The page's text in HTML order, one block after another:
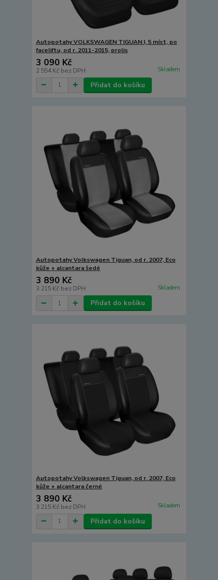
Autopotahy VOLKSWAGEN TIGUAN I, 5 míst, po
faceliftu, od r. 2011-2015, prolis
3 090 Kč
2 554 Kč bez DPH Skladem
Přidat do košíku
Autopotahy Volkswagen Tiguan, od r. 2007, Eco
kůže + alcantara šedé
3 890 Kč
3 215 Kč bez DPH Skladem
Přidat do košíku
Autopotahy Volkswagen Tiguan, od r. 2007, Eco
kůže + alcantara černé
3 890 Kč
3 215 Kč bez DPH Skladem
Přidat do košíku